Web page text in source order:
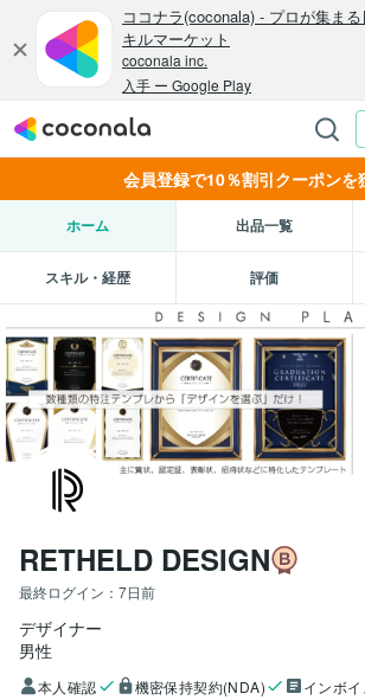
会員登録で10％割引クーポンを
ホーム 出品一覧
スキル・経歴 評価
RETHELD DESIGN
最終ログイン： 7日前
デザイナー
男性
本人確認 機密保持契約(NDA) インボ